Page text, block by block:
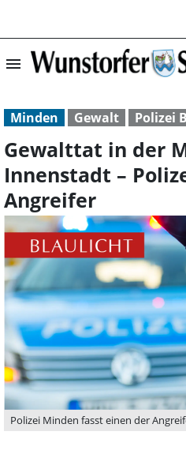
menu
Minden Gewalt Polizei
Gewalttat in der
Innenstadt –
Angreifer
Polizei Minden fasst einen der